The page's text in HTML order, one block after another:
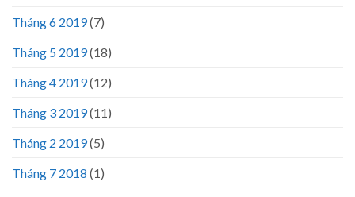
Tháng 6 2019(7)
Tháng 5 2019(18)
Tháng 4 2019(12)
Tháng 3 2019(11)
Tháng 2 2019(5)
Tháng 7 2018 (1)